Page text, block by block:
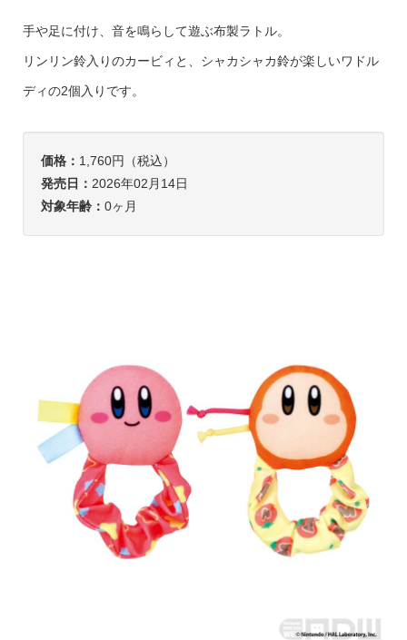
手や足に付け、音を鳴らして遊ぶ布製ラトル。
リンリン鈴入りのカービィと、シャカシャカ鈴が楽しいワドル
ディの2個入りです。
価格： 1,760円（税込）
発売日： 2026年02月14日
対象年齢： 0ヶ月